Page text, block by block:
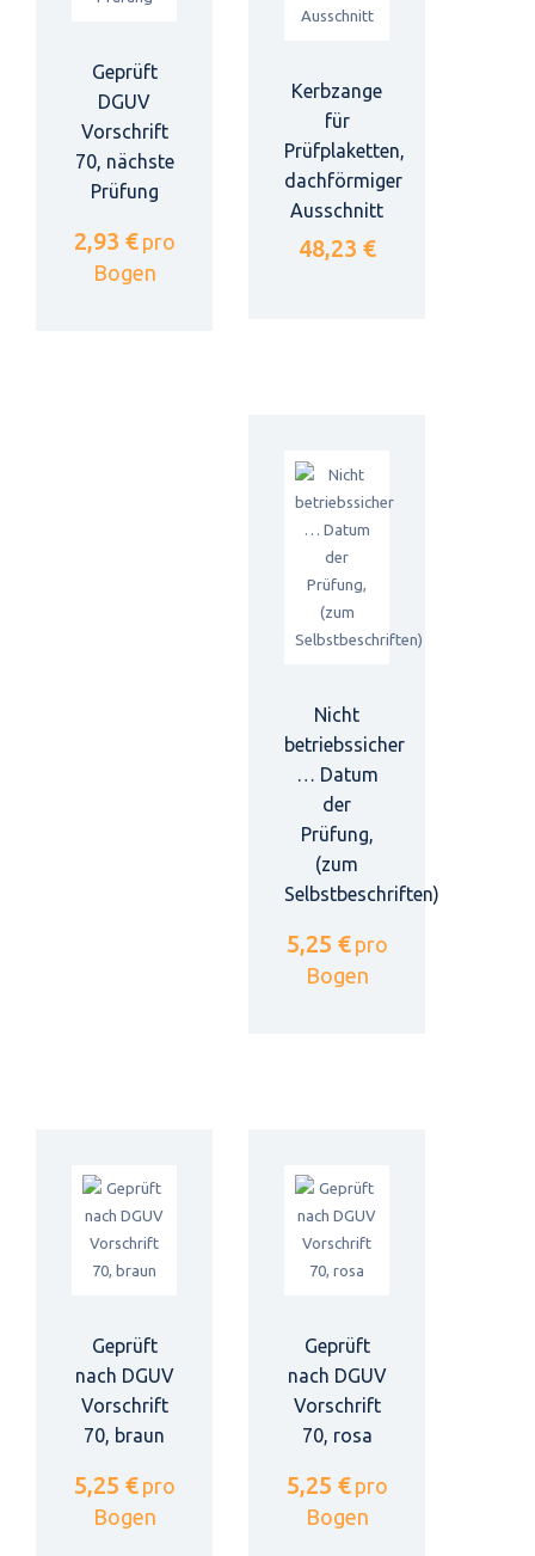
Geprüft
DGUV
Vorschrift
70, nächste
Prüfung
2,93 € pro
Bogen
Kerbzange
für
Prüfplaketten,
dachförmiger
Ausschnitt
48,23 €
Nicht
betriebssicher
… Datum
der
Prüfung,
(zum
Selbstbeschriften)
5,25 € pro
Bogen
Geprüft
nach DGUV
Vorschrift
70, braun
5,25 € pro
Bogen
Geprüft
nach DGUV
Vorschrift
70, rosa
5,25 € pro
Bogen